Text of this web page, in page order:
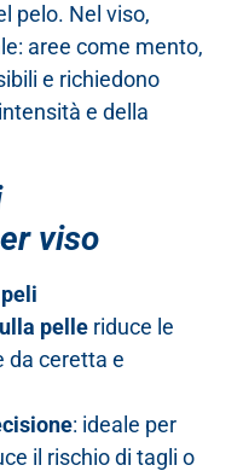
pelo. Nel viso,
aree come mento,
e richiedono
e della
viso
pelle riduce le
da ceretta e
: ideale per
il rischio di tagli o